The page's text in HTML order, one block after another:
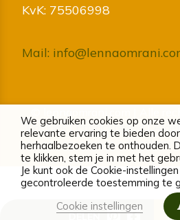
DELEN
KvK: 75506998
Mail:
Cookies|Privacybeleid|
Disclaimer
We gebruiken cookies op onze
relevante ervaring te bieden
herhaalbezoeken te onthouden.
te klikken, stem je in met het
Je kunt ook de Cookie-
gecontroleerde toestemming te
Cookie instellingen